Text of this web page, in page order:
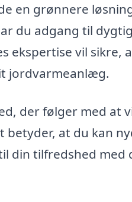
en grønnere
du adgang til
ekspertise vil sikre,
jordvarmeanlæg.
der følger med at
at du kan
din tilfredshed med